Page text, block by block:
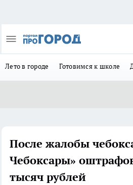
Лето в городе Готовимся к школе
После жалобы
Чебоксары»
тысяч рублей